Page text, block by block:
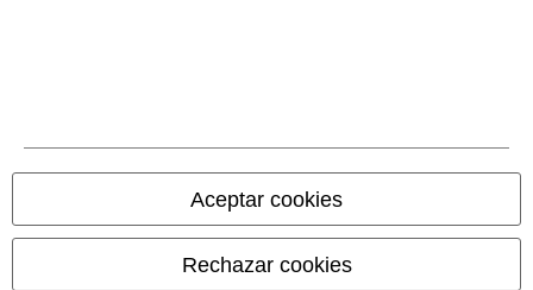
Aceptar cookies
Rechazar cookies
Ley protección de datos